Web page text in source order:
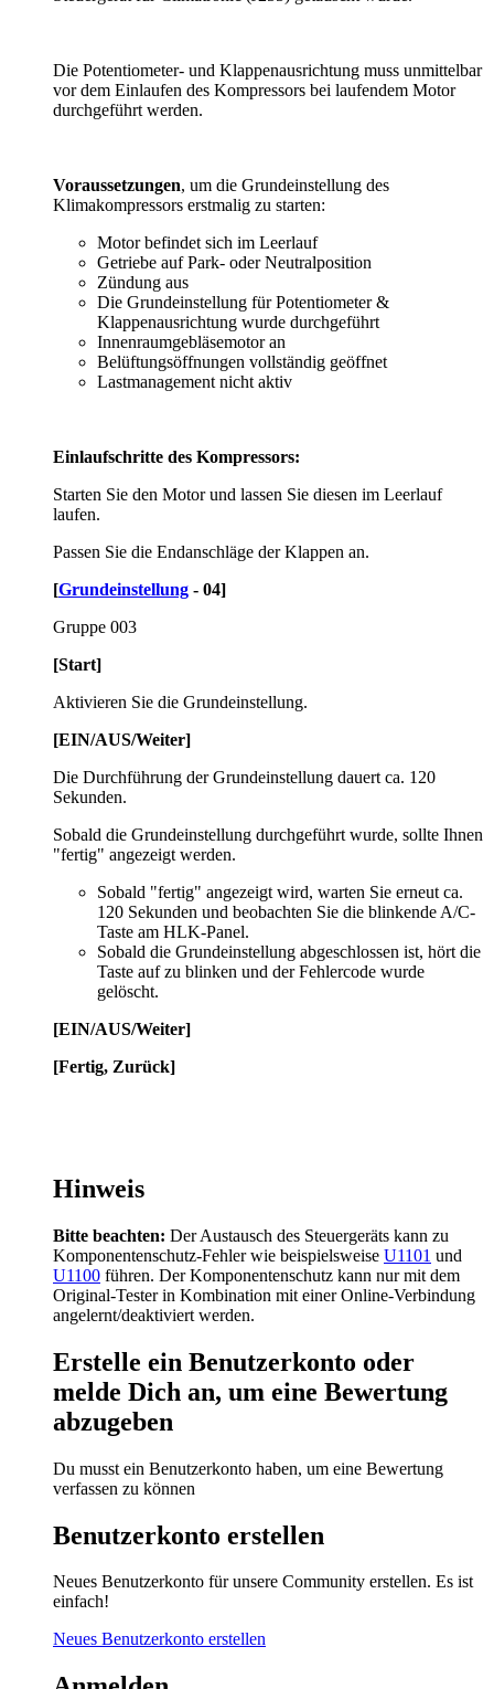
Die Potentiometer- und Klappenausrichtung muss unmittelbar
vor dem Einlaufen des Kompressors bei laufendem Motor
durchgeführt werden.
Voraussetzungen, um die Grundeinstellung des
Klimakompressors erstmalig zu starten:
Motor befindet sich im Leerlauf
Getriebe auf Park- oder Neutralposition
Zündung aus
Die Grundeinstellung für Potentiometer &
Klappenausrichtung wurde durchgeführt
Innenraumgebläsemotor an
Belüftungsöffnungen vollständig geöffnet
Lastmanagement nicht aktiv
Einlaufschritte des Kompressors:
Starten Sie den Motor und lassen Sie diesen im Leerlauf
laufen.
Passen Sie die Endanschläge der Klappen an.
[Grundeinstellung - 04]
Gruppe 003
[Start]
Aktivieren Sie die Grundeinstellung.
[EIN/AUS/Weiter]
Die Durchführung der Grundeinstellung dauert ca. 120
Sekunden.
Sobald die Grundeinstellung durchgeführt wurde, sollte Ihnen
"fertig" angezeigt werden.
Sobald "fertig" angezeigt wird, warten Sie erneut ca.
120 Sekunden und beobachten Sie die blinkende A/C-
Taste am HLK-Panel.
Sobald die Grundeinstellung abgeschlossen ist, hört die
Taste auf zu blinken und der Fehlercode wurde
gelöscht.
[EIN/AUS/Weiter]
[Fertig, Zurück]
Hinweis
Bitte beachten: Der Austausch des Steuergeräts kann zu
Komponentenschutz-Fehler wie beispielsweise U1101 und
U1100 führen. Der Komponentenschutz kann nur mit dem
Original-Tester in Kombination mit einer Online-Verbindung
angelernt/deaktiviert werden.
Erstelle ein Benutzerkonto oder
melde Dich an, um eine Bewertung
abzugeben
Du musst ein Benutzerkonto haben, um eine Bewertung
verfassen zu können
Benutzerkonto erstellen
Neues Benutzerkonto für unsere Community erstellen. Es ist
einfach!
Neues Benutzerkonto erstellen